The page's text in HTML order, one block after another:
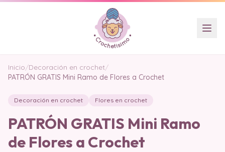
Inicio/Decoración en crochet/
PATRÓN GRATIS Mini Ramo de Flores a Crochet
Decoración en crochet Flores en crochet
PATRÓN GRATIS Mini Ramo
de Flores a Crochet